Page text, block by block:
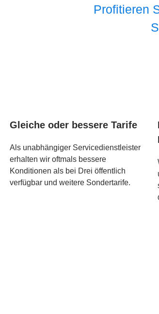
Profitieren
Gleiche oder bessere Tarife
Als unabhängiger Servicedienstleister
erhalten wir oftmals bessere
Konditionen als bei Drei öffentlich
verfügbar und weitere Sondertarife.